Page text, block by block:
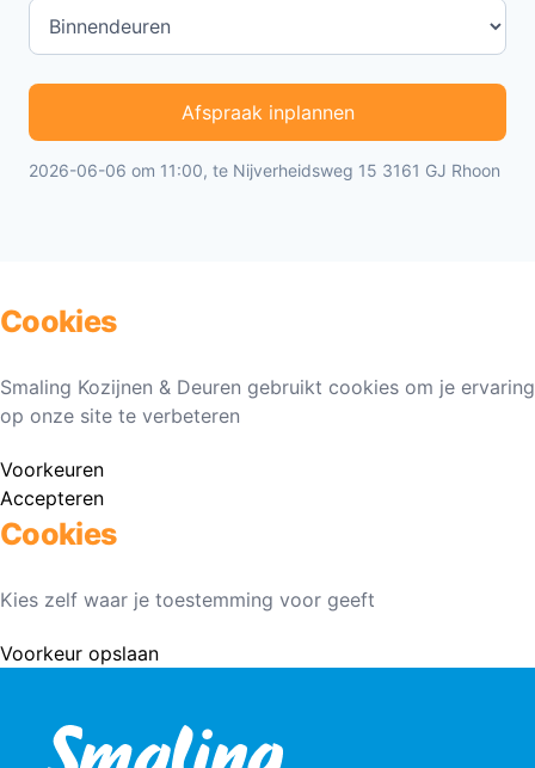
Afspraak inplannen
2026-06-06 om 11:00, te Nijverheidsweg 15 3161 GJ Rhoon
Cookies
Smaling Kozijnen & Deuren gebruikt cookies om je ervaring
op onze site te verbeteren
Voorkeuren
Accepteren
Cookies
Kies zelf waar je toestemming voor geeft
Voorkeur opslaan